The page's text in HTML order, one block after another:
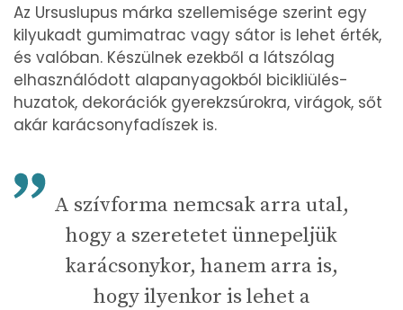
Az Ursuslupus márka szellemisége szerint egy
kilyukadt gumimatrac vagy sátor is lehet érték,
és valóban. Készülnek ezekből a látszólag
elhasználódott alapanyagokból bicikliülés-
huzatok, dekorációk gyerekzsúrokra, virágok, sőt
akár karácsonyfadíszek is.
A szívforma nemcsak arra utal,
hogy a szeretetet ünnepeljük
karácsonykor, hanem arra is,
hogy ilyenkor is lehet a